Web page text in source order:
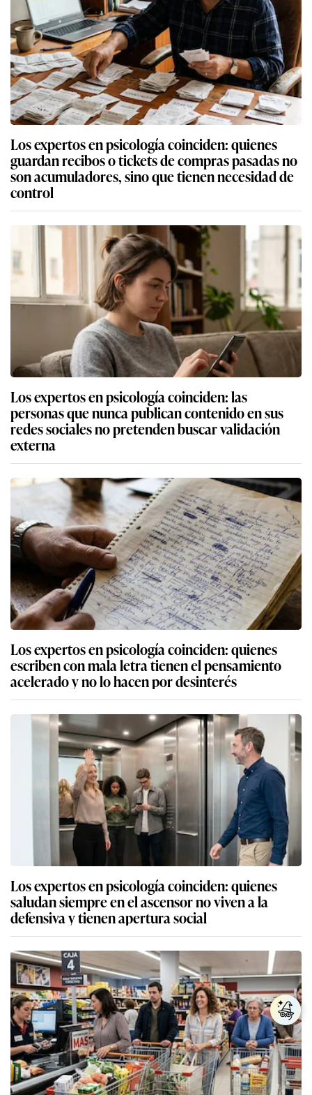
Los expertos en psicología coinciden: quienes
guardan recibos o tickets de compras pasadas no
son acumuladores, sino que tienen necesidad de
control
Los expertos en psicología coinciden: las
personas que nunca publican contenido en sus
redes sociales no pretenden buscar validación
externa
Los expertos en psicología coinciden: quienes
escriben con mala letra tienen el pensamiento
acelerado y no lo hacen por desinterés
Los expertos en psicología coinciden: quienes
saludan siempre en el ascensor no viven a la
defensiva y tienen apertura social